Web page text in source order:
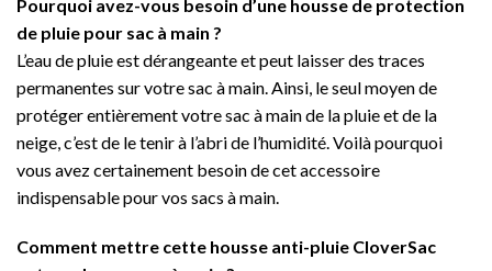
Pourquoi avez-vous besoin d’une housse de protection
de pluie pour sac à main ?
L’eau de pluie est dérangeante et peut laisser des traces
permanentes sur votre sac à main. Ainsi, le seul moyen de
protéger entièrement votre sac à main de la pluie et de la
neige, c’est de le tenir à l’abri de l’humidité. Voilà pourquoi
vous avez certainement besoin de cet accessoire
indispensable pour vos sacs à main.
Comment mettre cette housse anti-pluie CloverSac